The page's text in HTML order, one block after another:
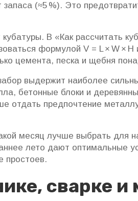
(≈5 %). Это
В «Как рассчитать
формулой V = L × W × H
цемента, песка и щебня
выдержит наиболее
бетонные блоки и
отдать предпочтение
месяц лучше выбрать для
лето дают оптимальные
простоев.
сварке и